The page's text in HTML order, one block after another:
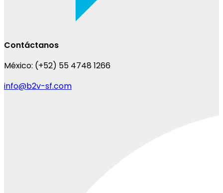
Contáctanos
México: (+52) 55 4748 1266
info@b2v-sf.com